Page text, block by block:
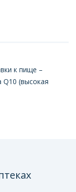
к пище –
Q10 (высокая